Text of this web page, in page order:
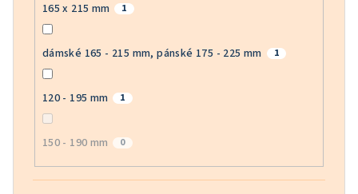
165 x 215 mm 1
dámské 165 - 215 mm, pánské 175 - 225 mm 1
120 - 195 mm 1
150 - 190 mm 0